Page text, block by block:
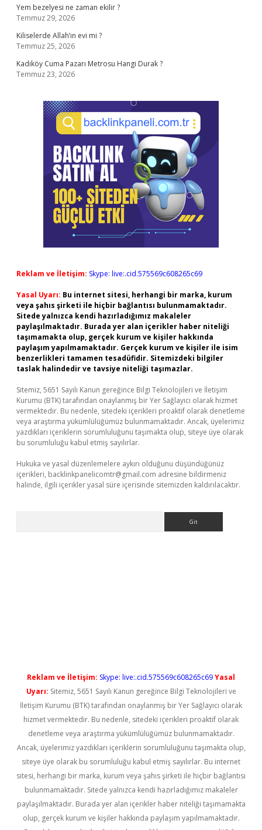
Yem bezelyesi ne zaman ekilir ?
Temmuz 29, 2026
Kiliselerde Allah’ın evi mi ?
Temmuz 25, 2026
Kadıköy Cuma Pazarı Metrosu Hangi Durak ?
Temmuz 23, 2026
Reklam ve İletişim: Skype: live:.cid.575569c608265c69
Yasal Uyarı: Bu internet sitesi, herhangi bir marka, kurum
veya şahıs şirketi ile hiçbir bağlantısı bulunmamaktadır.
Sitede yalnızca kendi hazırladığımız makaleler
paylaşılmaktadır. Burada yer alan içerikler haber niteliği
taşımamakta olup, gerçek kurum ve kişiler hakkında
paylaşım yapılmamaktadır. Gerçek kurum ve kişiler ile isim
benzerlikleri tamamen tesadüfidir. Sitemizdeki bilgiler
taslak halindedir ve tavsiye niteliği taşımazlar.
Sitemiz, 5651 Sayılı Kanun gereğince Bilgi Teknolojileri ve İletişim
Kurumu (BTK) tarafından onaylanmış bir Yer Sağlayıcı olarak hizmet
vermektedir. Bu nedenle, sitedeki içerikleri proaktif olarak denetleme
veya araştırma yükümlülüğümüz bulunmamaktadır. Ancak, üyelerimiz
yazdıkları içeriklerin sorumluluğunu taşımakta olup, siteye üye olarak
bu sorumluluğu kabul etmiş sayılırlar.
Hukuka ve yasal düzenlemelere aykırı olduğunu düşündüğünüz
içerikleri, backlinkpanelicomtr@gmail.com adresine bildirmeniz
halinde, ilgili içerikler yasal süre içerisinde sitemizden kaldırılacaktır.
Reklam ve İletişim: Skype: live:.cid.575569c608265c69Yasal
Uyarı: Sitemiz, 5651 Sayılı Kanun gereğince Bilgi Teknolojileri ve
İletişim Kurumu (BTK) tarafından onaylanmış bir Yer Sağlayıcı olarak
hizmet vermektedir. Bu nedenle, sitedeki içerikleri proaktif olarak
denetleme veya araştırma yükümlülüğümüz bulunmamaktadır.
Ancak, üyelerimiz yazdıkları içeriklerin sorumluluğunu taşımakta olup,
siteye üye olarak bu sorumluluğu kabul etmiş sayılırlar. Bu internet
sitesi, herhangi bir marka, kurum veya şahıs şirketi ile hiçbir bağlantısı
bulunmamaktadır. Sitede yalnızca kendi hazırladığımız makaleler
paylaşılmaktadır. Burada yer alan içerikler haber niteliği taşımamakta
olup, gerçek kurum ve kişiler hakkında paylaşım yapılmamaktadır.